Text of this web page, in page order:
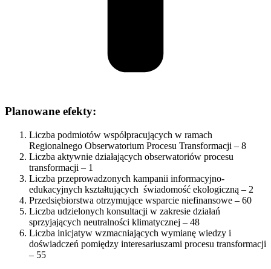
Planowane efekty:
Liczba podmiotów współpracujących w ramach
Regionalnego Obserwatorium Procesu Transformacji – 8
Liczba aktywnie działających obserwatoriów procesu
transformacji – 1
Liczba przeprowadzonych kampanii informacyjno-
edukacyjnych kształtujących świadomość ekologiczną – 2
Przedsiębiorstwa otrzymujące wsparcie niefinansowe – 60
Liczba udzielonych konsultacji w zakresie działań
sprzyjających neutralności klimatycznej – 48
Liczba inicjatyw wzmacniających wymianę wiedzy i
doświadczeń pomiędzy interesariuszami procesu transformacji
– 55